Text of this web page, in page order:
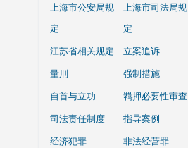
上海市公安局规
定
上海市司法局规
定
江苏省相关规定
立案追诉
量刑
强制措施
自首与立功
羁押必要性审查
司法责任制度
指导案例
经济犯罪
非法经营罪